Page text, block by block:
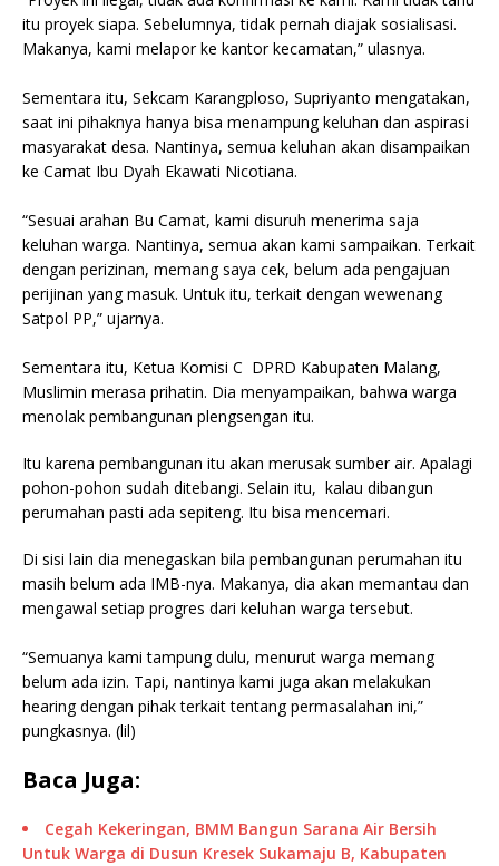
itu proyek siapa. Sebelumnya, tidak pernah diajak sosialisasi.
Makanya, kami melapor ke kantor kecamatan,” ulasnya.
Sementara itu, Sekcam Karangploso, Supriyanto mengatakan,
saat ini pihaknya hanya bisa menampung keluhan dan aspirasi
masyarakat desa. Nantinya, semua keluhan akan disampaikan
ke Camat Ibu Dyah Ekawati Nicotiana.
“Sesuai arahan Bu Camat, kami disuruh menerima saja
keluhan warga. Nantinya, semua akan kami sampaikan. Terkait
dengan perizinan, memang saya cek, belum ada pengajuan
perijinan yang masuk. Untuk itu, terkait dengan wewenang
Satpol PP,” ujarnya.
Sementara itu, Ketua Komisi C DPRD Kabupaten Malang,
Muslimin merasa prihatin. Dia menyampaikan, bahwa warga
menolak pembangunan plengsengan itu.
Itu karena pembangunan itu akan merusak sumber air. Apalagi
pohon-pohon sudah ditebangi. Selain itu, kalau dibangun
perumahan pasti ada sepiteng. Itu bisa mencemari.
Di sisi lain dia menegaskan bila pembangunan perumahan itu
masih belum ada IMB-nya. Makanya, dia akan memantau dan
mengawal setiap progres dari keluhan warga tersebut.
“Semuanya kami tampung dulu, menurut warga memang
belum ada izin. Tapi, nantinya kami juga akan melakukan
hearing dengan pihak terkait tentang permasalahan ini,”
pungkasnya. (lil)
Baca Juga:
Cegah Kekeringan, BMM Bangun Sarana Air Bersih
Untuk Warga di Dusun Kresek Sukamaju B, Kabupaten